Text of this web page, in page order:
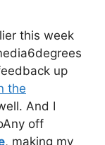
this week
up
the
And I
off
, making my